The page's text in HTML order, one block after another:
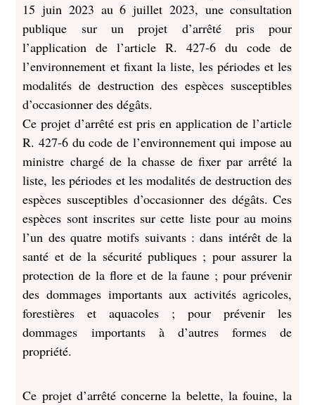
15 juin 2023 au 6 juillet 2023, une consultation
publique sur un projet d’arrêté pris pour
l’application de l’article R. 427-6 du code de
l’environnement et fixant la liste, les périodes et les
modalités de destruction des espèces susceptibles
d’occasionner des dégâts.
Ce projet d’arrêté est pris en application de l’article
R. 427-6 du code de l’environnement qui impose au
ministre chargé de la chasse de fixer par arrêté la
liste, les périodes et les modalités de destruction des
espèces susceptibles d’occasionner des dégâts. Ces
espèces sont inscrites sur cette liste pour au moins
l’un des quatre motifs suivants : dans intérêt de la
santé et de la sécurité publiques ; pour assurer la
protection de la flore et de la faune ; pour prévenir
des dommages importants aux activités agricoles,
forestières et aquacoles ; pour prévenir les
dommages importants à d’autres formes de
propriété.
Ce projet d’arrêté concerne la belette, la fouine, la